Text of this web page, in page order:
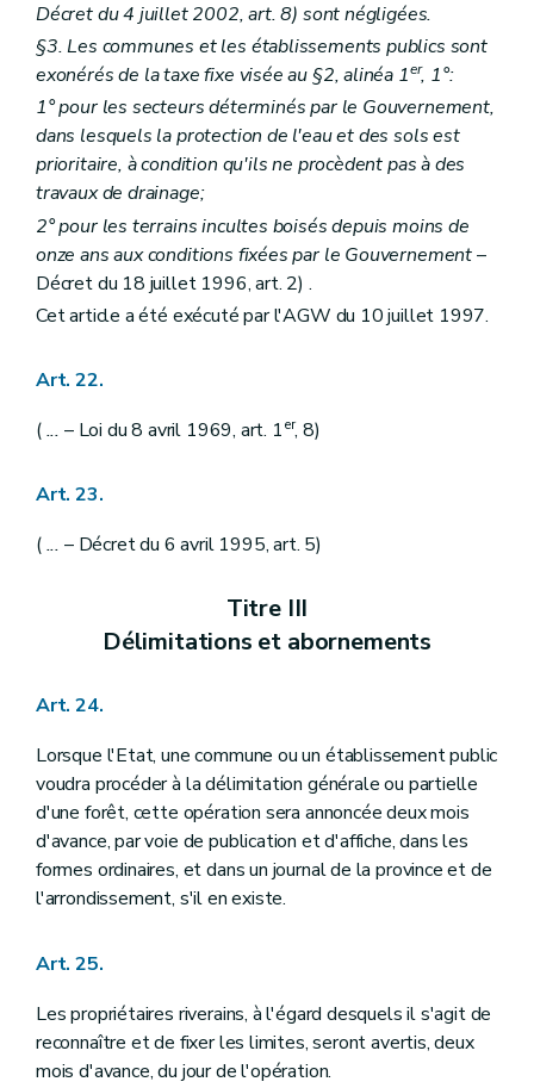
Décret du 4 juillet 2002, art. 8) sont négligées.
§3. Les communes et les établissements publics sont
exonérés de la taxe fixe visée au §2, alinéa 1er, 1°:
1° pour les secteurs déterminés par le Gouvernement,
dans lesquels la protection de l'eau et des sols est
prioritaire, à condition qu'ils ne procèdent pas à des
travaux de drainage;
2° pour les terrains incultes boisés depuis moins de
onze ans aux conditions fixées par le Gouvernement–
Décret du 18 juillet 1996, art. 2) .
Cet article a été exécuté par l'AGW du 10 juillet 1997.
Art. 22.
(... – Loi du 8 avril 1969, art. 1er, 8)
Art. 23.
(... – Décret du 6 avril 1995, art. 5)
Titre III
Délimitations et abornements
Art. 24.
Lorsque l'Etat, une commune ou un établissement public
voudra procéder à la délimitation générale ou partielle
d'une forêt, cette opération sera annoncée deux mois
d'avance, par voie de publication et d'affiche, dans les
formes ordinaires, et dans un journal de la province et de
l'arrondissement, s'il en existe.
Art. 25.
Les propriétaires riverains, à l'égard desquels il s'agit de
reconnaître et de fixer les limites, seront avertis, deux
mois d'avance, du jour de l'opération.